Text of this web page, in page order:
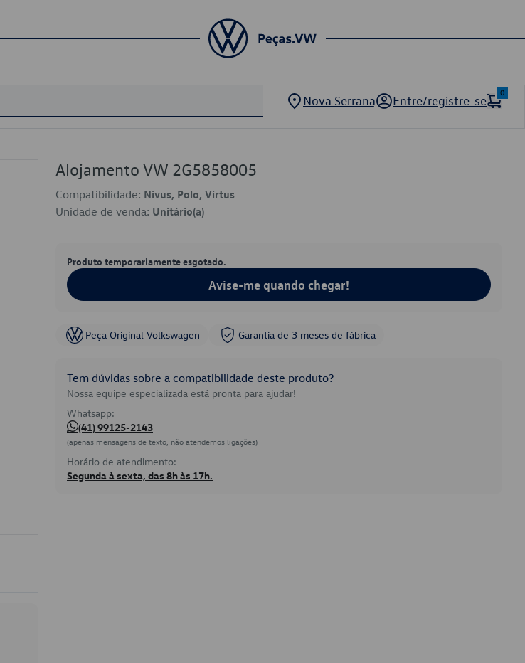
Nova Serrana Entre/registre-se
0
Alojamento VW 2G5858005
Compatibilidade: Nivus, Polo, Virtus
Unidade de venda: Unitário(a)
Produto temporariamente esgotado.
Avise-me quando chegar!
Peça Original Volkswagen Garantia de 3 meses de fábrica
Tem dúvidas sobre a compatibilidade deste produto?
Nossa equipe especializada está pronta para ajudar!
Whatsapp:
(41) 99125-2143
(apenas mensagens de texto, não atendemos ligações)
Horário de atendimento:
Segunda à sexta, das 8h às 17h.